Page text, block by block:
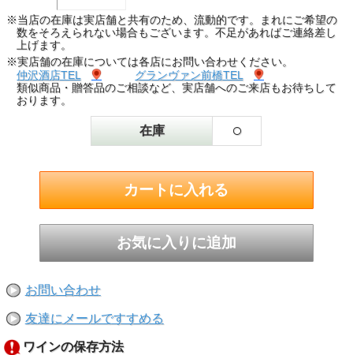
※当店の在庫は実店舗と共有のため、流動的です。まれにご希望の
数をそろえられない場合もございます。不足があればご連絡差し
上げます。
※実店舗の在庫については各店にお問い合わせください。
仲沢酒店TEL
グランヴァン前橋TEL
類似商品・贈答品のご相談など、実店舗へのご来店もお待ちして
おります。
在庫 ○
お問い合わせ
友達にメールですすめる
ワインの保存方法